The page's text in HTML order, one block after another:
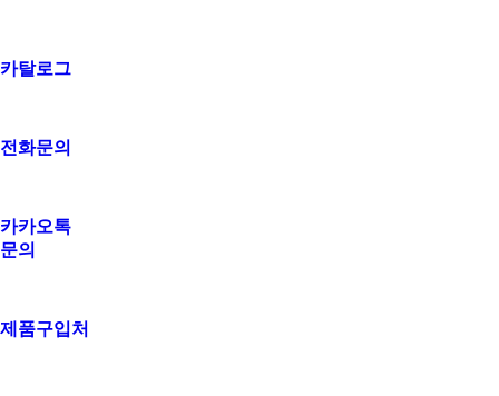
카탈로그
전화문의
카카오톡
문의
제품구입처